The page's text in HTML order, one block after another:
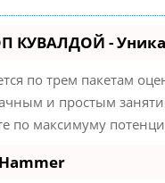
КУВАЛДОЙ -
по трем пакетам
и простым
по максимуму